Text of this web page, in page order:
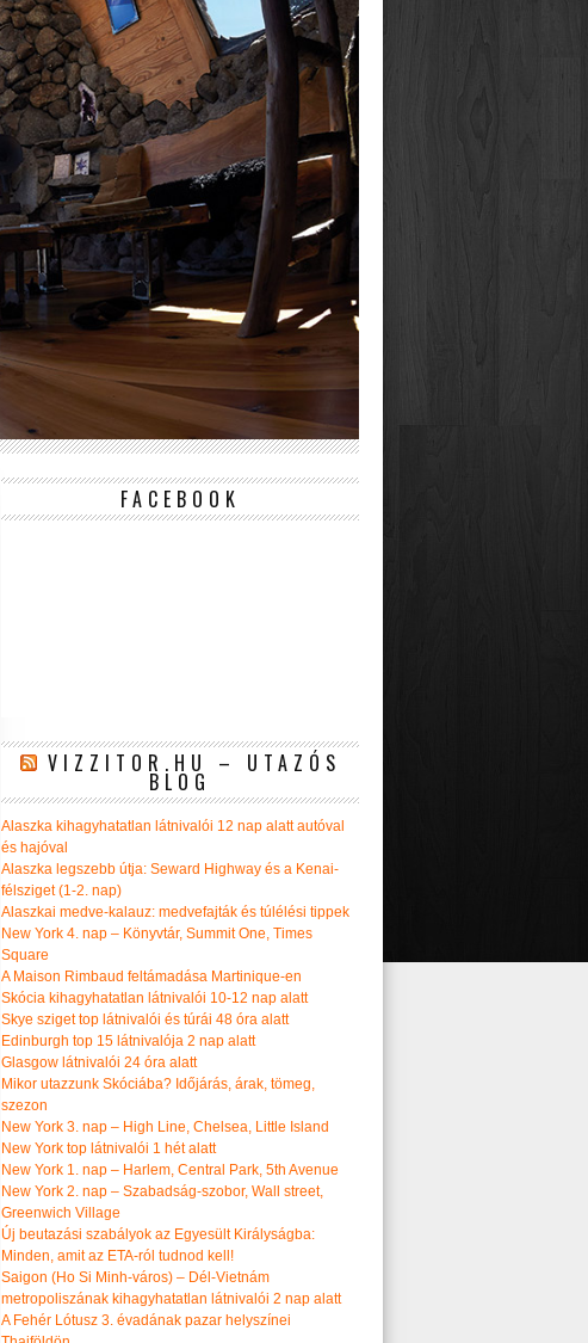
FACEBOOK
VIZZITOR.HU – UTAZÓS
BLOG
Alaszka kihagyhatatlan látnivalói 12 nap alatt autóval
és hajóval
Alaszka legszebb útja: Seward Highway és a Kenai-
félsziget (1-2. nap)
Alaszkai medve-kalauz: medvefajták és túlélési tippek
New York 4. nap – Könyvtár, Summit One, Times
Square
A Maison Rimbaud feltámadása Martinique-en
Skócia kihagyhatatlan látnivalói 10-12 nap alatt
Skye sziget top látnivalói és túrái 48 óra alatt
Edinburgh top 15 látnivalója 2 nap alatt
Glasgow látnivalói 24 óra alatt
Mikor utazzunk Skóciába? Időjárás, árak, tömeg,
szezon
New York 3. nap – High Line, Chelsea, Little Island
New York top látnivalói 1 hét alatt
New York 1. nap – Harlem, Central Park, 5th Avenue
New York 2. nap – Szabadság-szobor, Wall street,
Greenwich Village
Új beutazási szabályok az Egyesült Királyságba:
Minden, amit az ETA-ról tudnod kell!
Saigon (Ho Si Minh-város) – Dél-Vietnám
metropoliszának kihagyhatatlan látnivalói 2 nap alatt
A Fehér Lótusz 3. évadának pazar helyszínei